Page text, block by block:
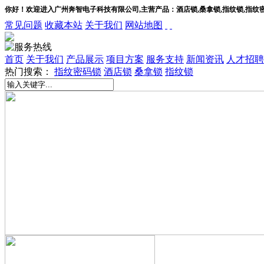
你好！欢迎进入广州奔智电子科技有限公司,主营产品：酒店锁,桑拿锁,指纹锁,指纹
常见问题 收藏本站 关于我们 网站地图
首页 关于我们 产品展示 项目方案 服务支持 新闻资讯 人才招聘
热门搜索： 指纹密码锁 酒店锁 桑拿锁 指纹锁